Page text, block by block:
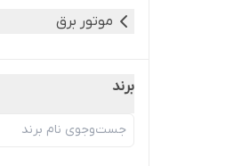
موتور برق
برند